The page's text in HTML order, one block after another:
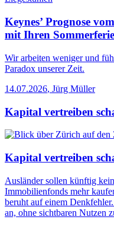
Keynes’ Prognose
mit Ihren
Wir arbeiten weniger und
Paradox unserer Zeit.
14.07.2026, Jürg Müller
Kapital vertreiben
Kapital vertreiben
Ausländer sollen künftig
Immobilienfonds mehr
beruht auf einem
an, ohne sichtbaren Nutzen